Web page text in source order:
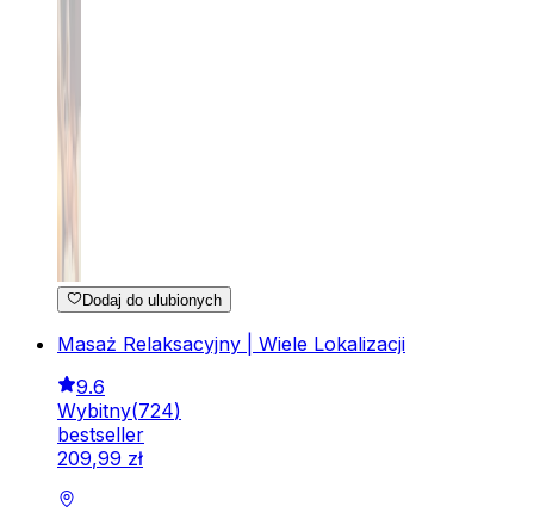
Dodaj do ulubionych
Masaż Relaksacyjny | Wiele Lokalizacji
9.6
Wybitny(724)
bestseller
209,99 zł